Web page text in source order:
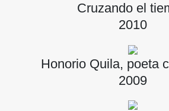
Cruzando el
2010
Honorio Quila, poeta
2009